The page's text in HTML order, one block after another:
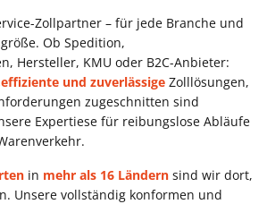
Zollpartner – für jede Branche und
Ob Spedition,
Hersteller, KMU oder B2C-Anbieter:
effiziente und zuverlässige Zolllösungen,
zugeschnitten sind
Expertiese für reibungslose Abläufe
in mehr als 16 Ländern sind wir dort,
Unsere vollständig konformen und